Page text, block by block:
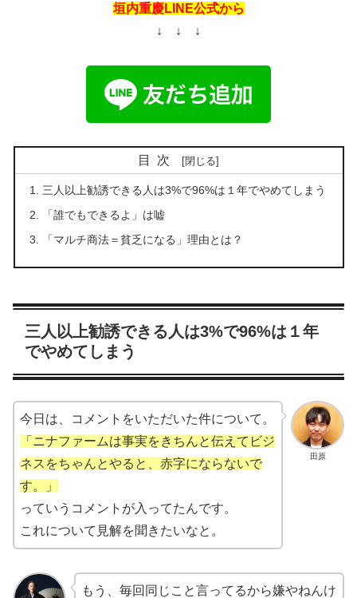
垣内重慶LINE公式から
↓ ↓ ↓
目次
三人以上勧誘できる人は3%で96%は１年でやめてしまう
「誰でもできるよ」は嘘
「マルチ商法＝貧乏になる」理由とは？
三人以上勧誘できる人は3%で96%は１年
でやめてしまう
田原
今日は、コメントをいただいた件について。
「ニナファームは事実をきちんと伝えてビジ
ネスをちゃんとやると、赤字にならないで
す。」
っていうコメントが入ってたんです。
これについて見解を聞きたいなと。
もう、毎回同じこと言ってるから嫌やねんけ